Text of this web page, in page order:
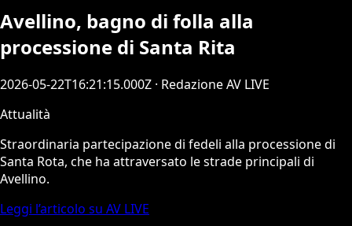
Avellino, bagno di folla alla
processione di Santa Rita
2026-05-22T16:21:15.000Z · Redazione AV LIVE
Attualità
Straordinaria partecipazione di fedeli alla processione di
Santa Rota, che ha attraversato le strade principali di
Avellino.
Leggi l’articolo su AV LIVE